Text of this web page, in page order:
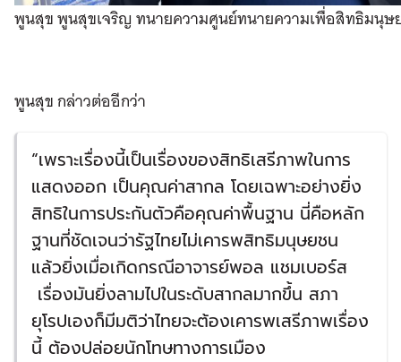
พูนสุข พูนสุขเจริญ ทนายความศูนย์ทนายความเพื่อสิทธิมนุษ
พูนสุข กล่าวต่ออีกว่า
“เพราะเรื่องนี้เป็นเรื่องของสิทธิเสรีภาพในการ
แสดงออก เป็นคุณค่าสากล โดยเฉพาะอย่างยิ่ง
สิทธิในการประกันตัวคือคุณค่าพื้นฐาน นี่คือหลัก
ฐานที่ชัดเจนว่ารัฐไทยไม่เคารพสิทธิมนุษยชน
แล้วยิ่งเมื่อเกิดกรณีอาจารย์พอล แชมเบอร์ส
เรื่องมันยิ่งลามไปในระดับสากลมากขึ้น สภา
ยุโรปเองก็มีมติว่าไทยจะต้องเคารพเสรีภาพเรื่อง
นี้ ต้องปล่อยนักโทษทางการเมือง